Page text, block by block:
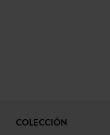
COLECCIÓN